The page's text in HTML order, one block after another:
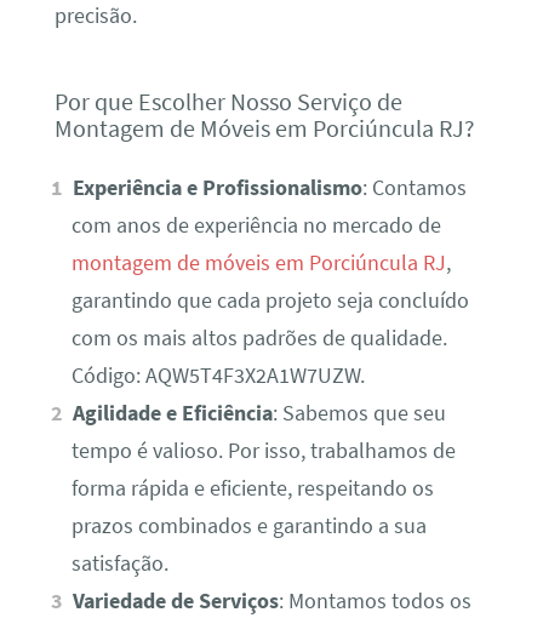
precisão.
Por que Escolher Nosso Serviço de
Montagem de Móveis em Porciúncula RJ?
Experiência e Profissionalismo: Contamos
com anos de experiência no mercado de
montagem de móveis em Porciúncula RJ,
garantindo que cada projeto seja concluído
com os mais altos padrões de qualidade.
Código: AQW5T4F3X2A1W7UZW.
Agilidade e Eficiência: Sabemos que seu
tempo é valioso. Por isso, trabalhamos de
forma rápida e eficiente, respeitando os
prazos combinados e garantindo a sua
satisfação.
Variedade de Serviços: Montamos todos os